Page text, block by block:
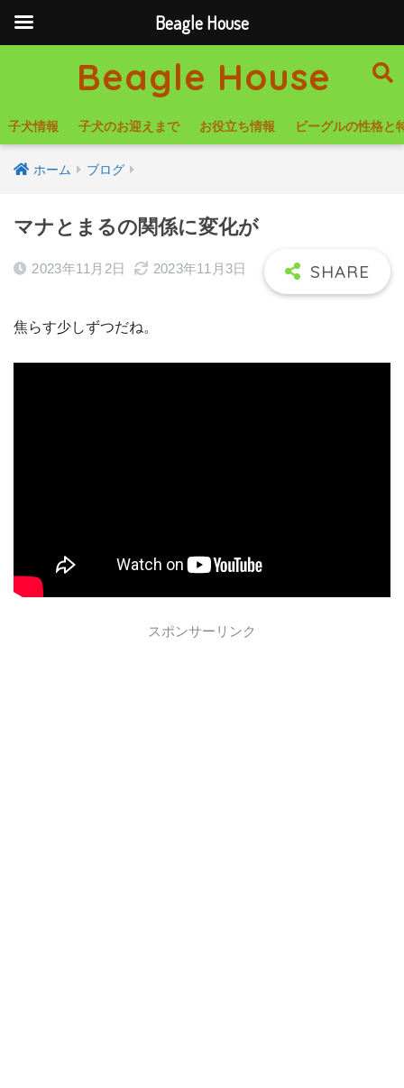
Beagle House
子犬情報 子犬のお迎えまで お役立ち情報 ビーグルの性格と
ホーム ブログ
マナとまるの関係に変化が
2023年11月2日 2023年11月3日
焦らす少しずつだね。
スポンサーリンク
Beagle House